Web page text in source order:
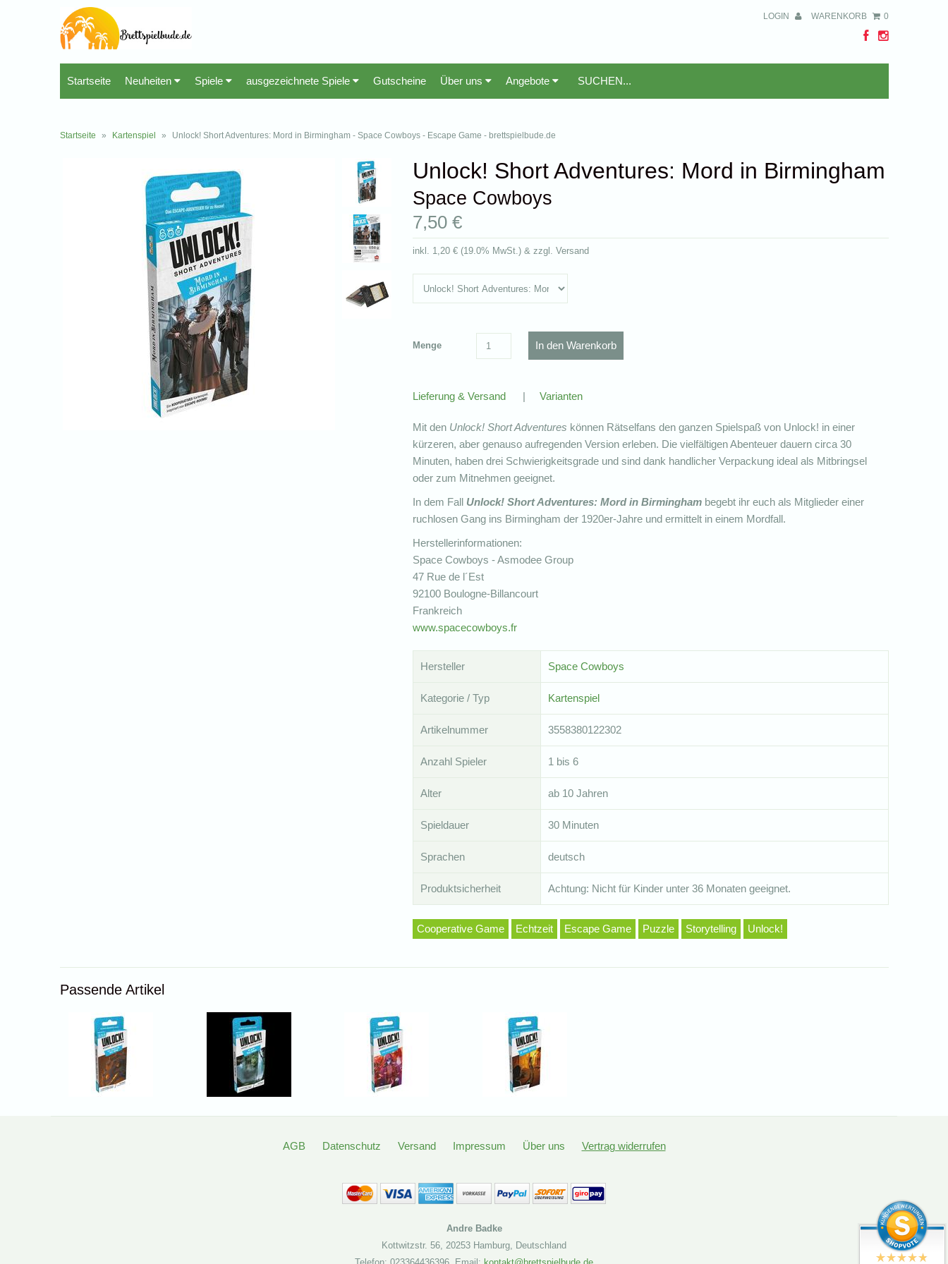
LOGIN WARENKORB 0
Startseite Neuheiten Spiele ausgezeichnete Spiele Gutscheine Über uns Angebote
Startseite » Kartenspiel » Unlock! Short Adventures: Mord in Birmingham - Space Cowboys - Escape Game - brettspielbude.de
Unlock! Short Adventures: Mord in Birmingham
Space Cowboys
7,50 €
inkl. 1,20 €(19.0% MwSt.) & zzgl. Versand
Menge
Lieferung & Versand | Varianten
Mit den Unlock! Short Adventures können Rätselfans den ganzen Spielspaß von Unlock! in einer
kürzeren, aber genauso aufregenden Version erleben. Die vielfältigen Abenteuer dauern circa 30
Minuten, haben drei Schwierigkeitsgrade und sind dank handlicher Verpackung ideal als Mitbringsel
oder zum Mitnehmen geeignet.
In dem Fall Unlock! Short Adventures: Mord in Birminghambegebt ihr euch als Mitglieder einer
ruchlosen Gang ins Birmingham der 1920er-Jahre und ermittelt in einem Mordfall.
Herstellerinformationen:
Space Cowboys - Asmodee Group
47 Rue de l´Est
92100 Boulogne-Billancourt
Frankreich
www.spacecowboys.fr
Hersteller Space Cowboys
Kategorie / Typ Kartenspiel
Artikelnummer 3558380122302
Anzahl Spieler 1 bis 6
Alter ab 10 Jahren
Spieldauer 30 Minuten
Sprachen deutsch
Produktsicherheit Achtung: Nicht für Kinder unter 36 Monaten geeignet.
Cooperative Game Echtzeit Escape Game Puzzle Storytelling Unlock!
Passende Artikel
AGB Datenschutz Versand Impressum Über uns Vertrag widerrufen
Andre Badke
Kottwitzstr. 56, 20253 Hamburg, Deutschland